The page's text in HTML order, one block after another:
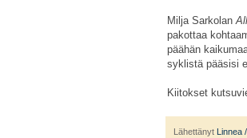
Milja Sarkolan
pakottaa
päähän
syklistä pääsisi
Kiitokset
Lähettänyt Linnea